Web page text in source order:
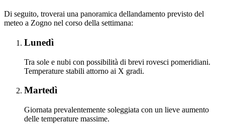
Di seguito, troverai una panoramica dellandamento previsto del
meteo a Zogno nel corso della settimana:
Lunedì
Tra sole e nubi con possibilità di brevi rovesci pomeridiani.
Temperature stabili attorno ai X gradi.
Martedì
Giornata prevalentemente soleggiata con un lieve aumento
delle temperature massime.